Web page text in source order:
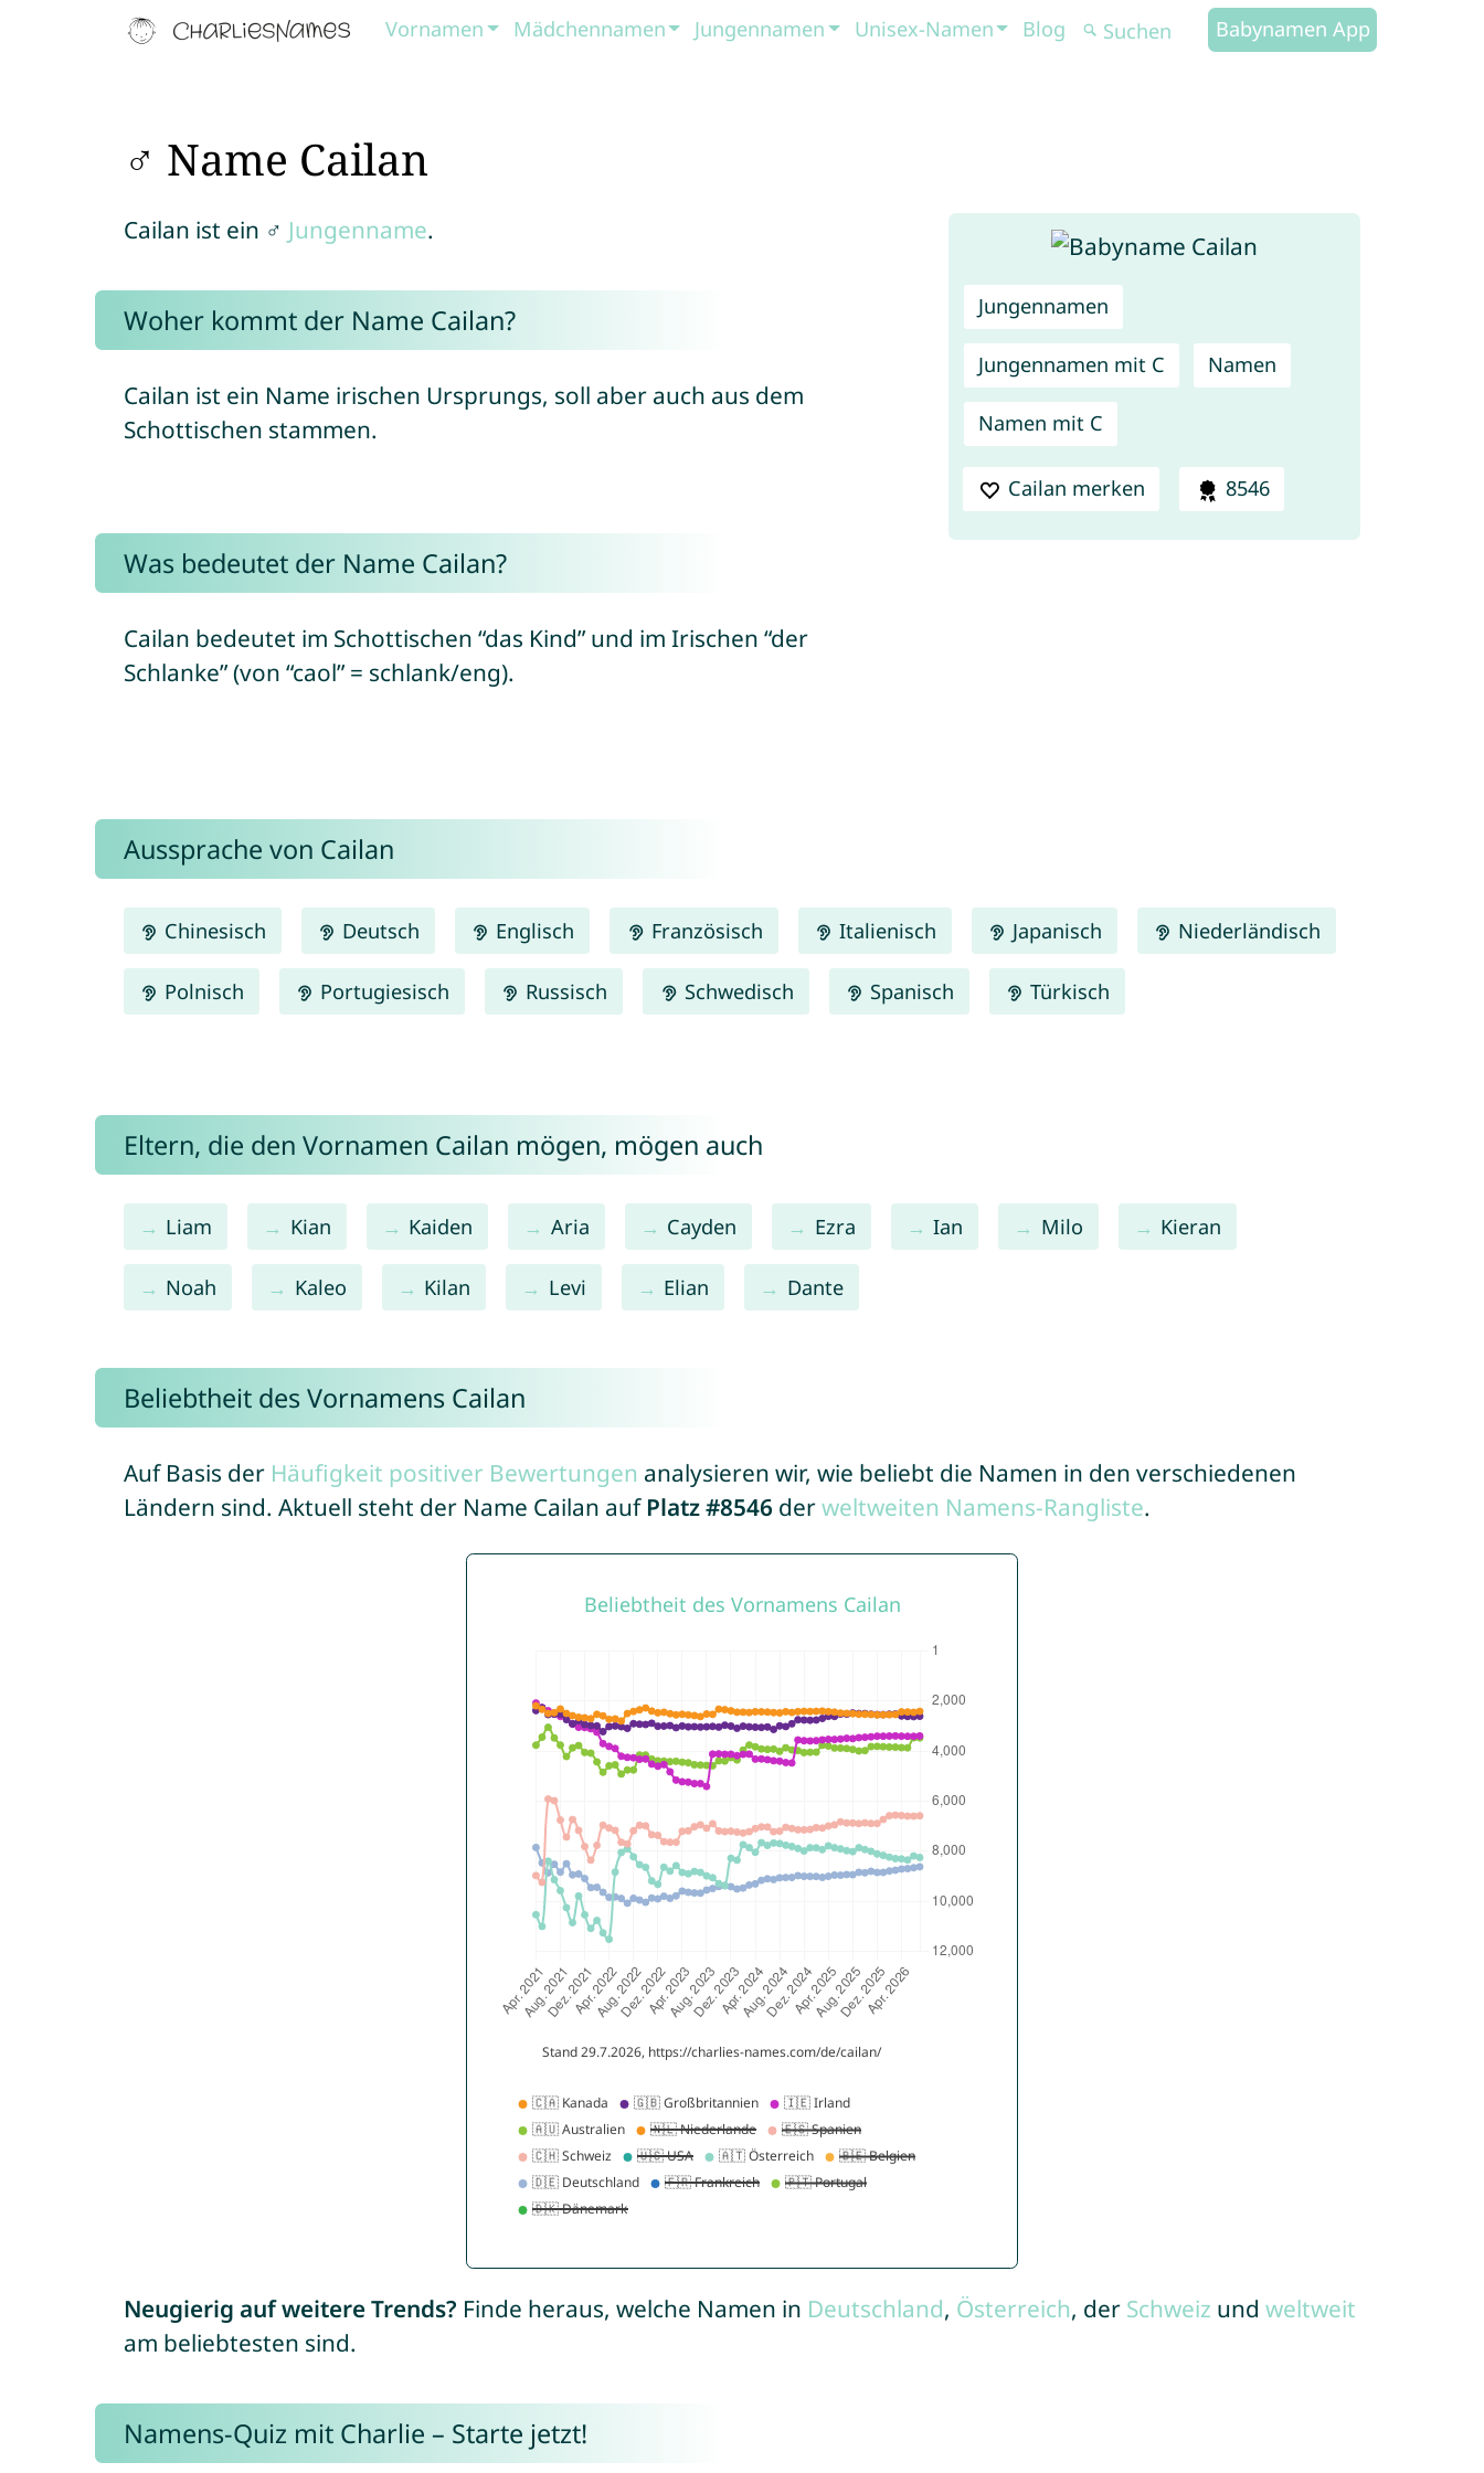
Vornamen Mädchennamen Jungennamen Unisex-Namen Blog Babynamen App
♂ Name Cailan
Jungennamen
Jungennamen mit C Namen
Namen mit C
Cailan merken 8546
Cailan ist ein ♂ Jungenname.
Woher kommt der Name Cailan?
Cailan ist ein Name irischen Ursprungs, soll aber auch aus dem
Schottischen stammen.
Was bedeutet der Name Cailan?
Cailan bedeutet im Schottischen “das Kind” und im Irischen “der
Schlanke” (von “caol” = schlank/eng).
Aussprache von Cailan
Chinesisch Deutsch Englisch Französisch Italienisch Japanisch Niederländisch
Polnisch Portugiesisch Russisch Schwedisch Spanisch Türkisch
Eltern, die den Vornamen Cailan mögen, mögen auch
Liam Kian Kaiden Aria Cayden Ezra Ian Milo Kieran
Noah Kaleo Kilan Levi Elian Dante
Beliebtheit des Vornamens Cailan
Auf Basis der Häufigkeit positiver Bewertungen analysieren wir, wie beliebt die Namen in den verschiedenen
Ländern sind. Aktuell steht der Name Cailan auf Platz #8546 derweltweiten Namens-Rangliste.
Neugierig auf weitere Trends? Finde heraus, welche Namen in Deutschland, Österreich, der Schweiz und weltweit
am beliebtesten sind.
Namens-Quiz mit Charlie – Starte jetzt!